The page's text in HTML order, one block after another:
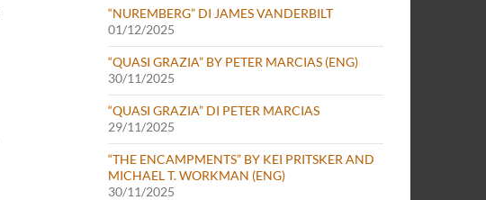
“NUREMBERG” DI JAMES VANDERBILT
01/12/2025
“QUASI GRAZIA” BY PETER MARCIAS (ENG)
30/11/2025
“QUASI GRAZIA” DI PETER MARCIAS
29/11/2025
“THE ENCAMPMENTS” BY KEI PRITSKER AND
MICHAEL T. WORKMAN (ENG)
30/11/2025